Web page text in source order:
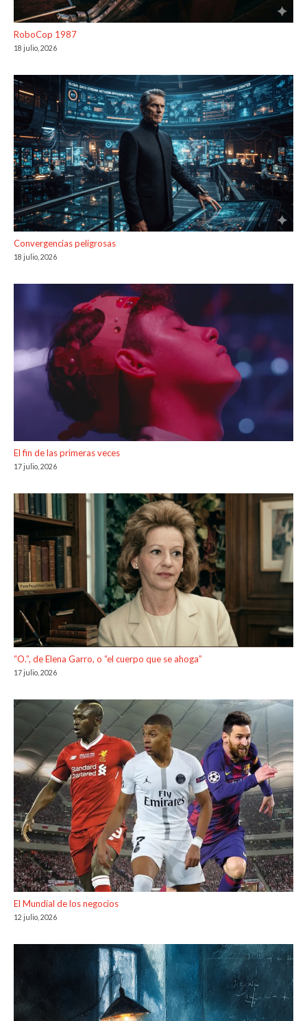
RoboCop 1987
18 julio, 2026
Convergencias peligrosas
18 julio, 2026
El fin de las primeras veces
17 julio, 2026
“O.”, de Elena Garro, o “el cuerpo que se ahoga”
17 julio, 2026
El Mundial de los negocios
12 julio, 2026